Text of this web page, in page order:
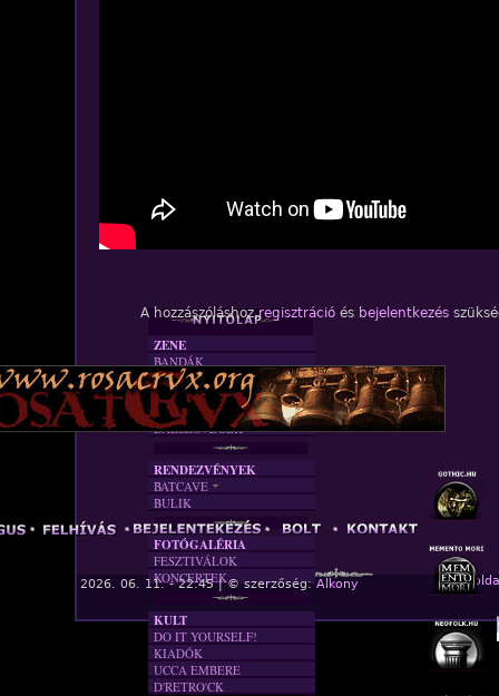
A hozzászóláshozregisztrációés bejelentkezés
2026. 06. 11. - 22:45 | © szerzőség:Alkony «
ZENE
BANDÁK
DVD
INTERJÚK
FORDÍTÁSOK
DALSZÖVEGEK
RENDEZVÉNYEK
BATCAVE
AKTUÁLIS
A MÚLT
BULIK
FOTÓGALÉRIA
FESZTIVÁLOK
KONCERTEK
KULT
DO IT YOURSELF!
KIADÓK
UCCA EMBERE
D'RETRO'CK